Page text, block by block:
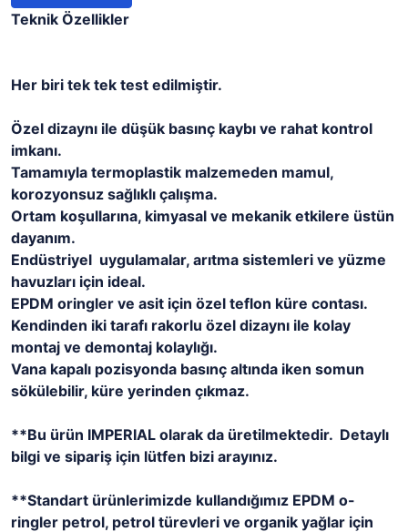
Teknik Özellikler
Her biri tek tek test edilmiştir.
Özel dizaynı ile düşük basınç kaybı ve rahat kontrol
imkanı.
Tamamıyla termoplastik malzemeden mamul,
korozyonsuz sağlıklı çalışma.
Ortam koşullarına, kimyasal ve mekanik etkilere üstün
dayanım.
Endüstriyel uygulamalar, arıtma sistemleri ve yüzme
havuzları için ideal.
EPDM oringler ve asit için özel teflon küre contası.
Kendinden iki tarafı rakorlu özel dizaynı ile kolay
montaj ve demontaj kolaylığı.
Vana kapalı pozisyonda basınç altında iken somun
sökülebilir, küre yerinden çıkmaz.
**Bu ürün IMPERIAL olarak da üretilmektedir. Detaylı
bilgi ve sipariş için lütfen bizi arayınız.
**Standart ürünlerimizde kullandığımız EPDM o-
ringler petrol, petrol türevleri ve organik yağlar için